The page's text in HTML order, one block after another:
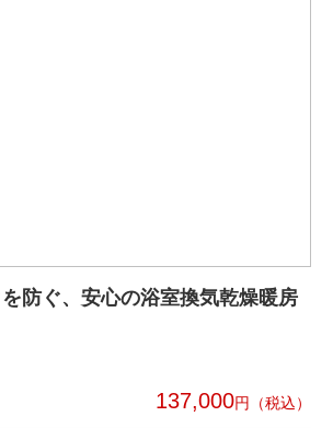
防ぐ、安心の浴室換気乾燥暖房
137,000円